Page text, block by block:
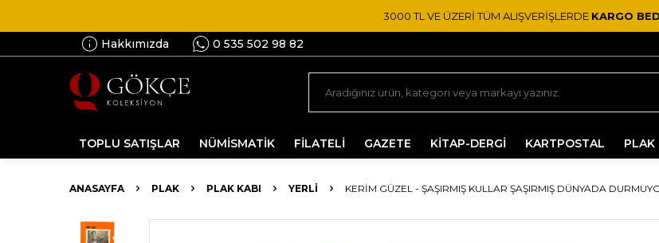
3000 TL VE ÜZERİ TÜM ALIŞVERİŞLERDE KARGO
Hakkımızda 0 535 502 98 82
TOPLU SATIŞLAR NÜMİSMATİK FİLATELİ GAZETE KİTAP-DERGİ KARTPOSTAL PLAK
ANASAYFA PLAK PLAK KABI YERLI KERIM GÜZEL - ŞAŞIRMIŞ KULLAR ŞAŞIRMIŞ DÜNYADA